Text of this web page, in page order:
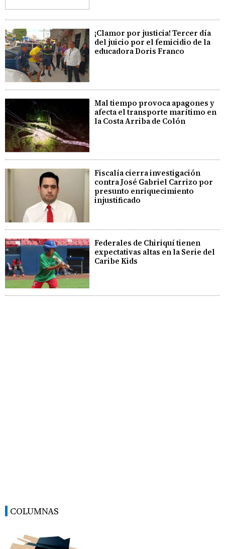
¡Clamor por justicia! Tercer día
del juicio por el femicidio de la
educadora Doris Franco
Mal tiempo provoca apagones y
afecta el transporte marítimo en
la Costa Arriba de Colón
Fiscalía cierra investigación
contra José Gabriel Carrizo por
presunto enriquecimiento
injustificado
Federales de Chiriquí tienen
expectativas altas en la Serie del
Caribe Kids
COLUMNAS